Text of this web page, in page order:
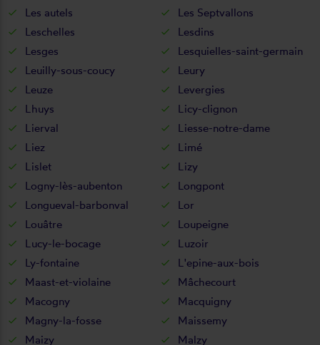
Les autels
Les Septvallons
Leschelles
Lesdins
Lesges
Lesquielles-saint-germain
Leuilly-sous-coucy
Leury
Leuze
Levergies
Lhuys
Licy-clignon
Lierval
Liesse-notre-dame
Liez
Limé
Lislet
Lizy
Logny-lès-aubenton
Longpont
Longueval-barbonval
Lor
Louâtre
Loupeigne
Lucy-le-bocage
Luzoir
Ly-fontaine
L'epine-aux-bois
Maast-et-violaine
Mâchecourt
Macogny
Macquigny
Magny-la-fosse
Maissemy
Maizy
Malzy